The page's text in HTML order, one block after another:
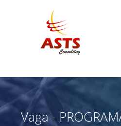
Vaga -